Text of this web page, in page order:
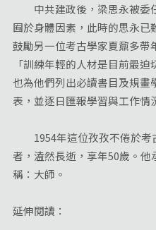
中共建政後，梁思永被委
囿於身體因素，此時的思永已
鼓勵另一位考古學家夏鼐多帶
「訓練年輕的人材是目前最
也為他們列出必讀書目及規畫
表，並逐日匯報學習與工作情
1954年這位孜孜不倦於考
者，溘然長逝，享年50歲。
稱：大師。
延伸閱讀：